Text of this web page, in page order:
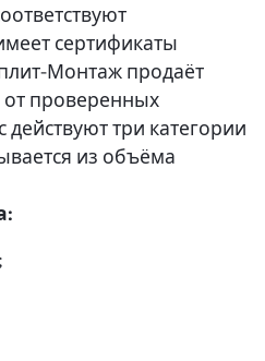
сертификаты
Монтаж продаёт
от проверенных
действуют три категории
из объёма